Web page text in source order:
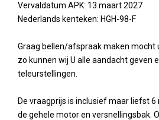
Vervaldatum APK: 13 maart 2027
Nederlands kenteken: HGH-98-F
Graag bellen/afspraak maken mocht
zo kunnen wij U alle aandacht geven
teleurstellingen.
De vraagprijs is inclusief maar liefst
de gehele motor en versnellingsbak.